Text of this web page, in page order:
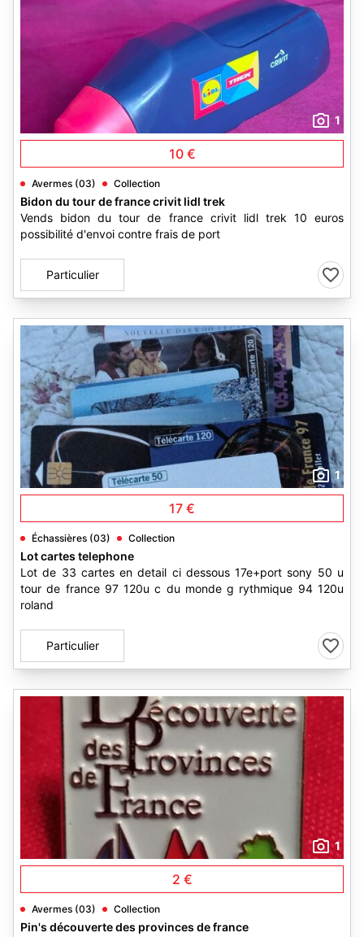
1
10 €
Avermes (03) Collection
Bidon du tour de france crivit lidl trek
Vends bidon du tour de france crivit lidl trek 10 euros
possibilité d'envoi contre frais de port
Particulier
1
17 €
Échassières (03) Collection
Lot cartes telephone
Lot de 33 cartes en detail ci dessous 17e+port sony 50 u
tour de france 97 120u c du monde g rythmique 94 120u
roland
Particulier
1
2 €
Avermes (03) Collection
Pin's découverte des provinces de france